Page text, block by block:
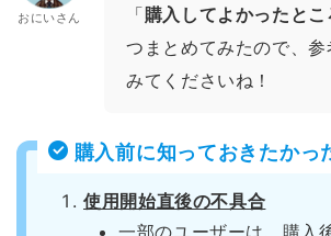
おにいさん
「購入してよかったとこ
つまとめてみたので、参
みてくださいね！
購入前に知っておきたかっ
使用開始直後の不具合